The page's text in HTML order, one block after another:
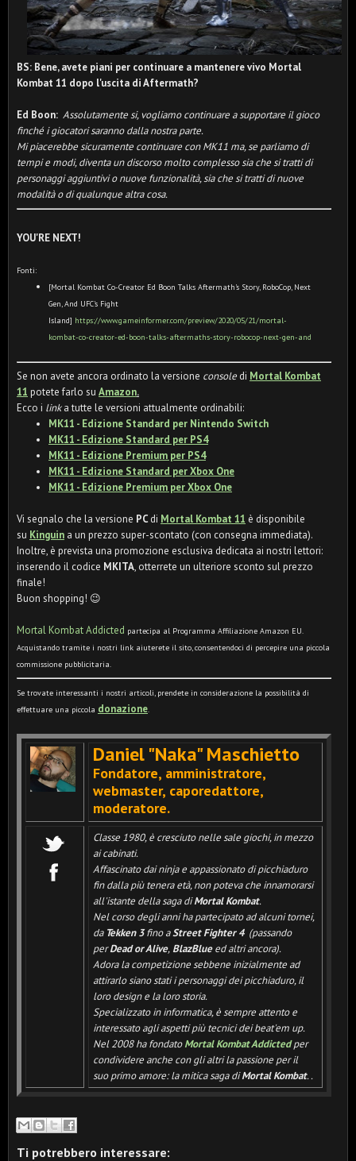
BS: Bene, avete piani per continuare a mantenere vivo Mortal
Kombat 11 dopo l'uscita di Aftermath?
Ed Boon: Assolutamente si, vogliamo continuare a supportare il gioco
finché i giocatori saranno dalla nostra parte.
Mi piacerebbe sicuramente continuare con MK11 ma, se parliamo di
tempi e modi, diventa un discorso molto complesso sia chesi tratti di
personaggi aggiuntivi o nuove funzionalità, sia che si tratti di nuove
modalità o di qualunque altra cosa.
YOU'RE NEXT!
Fonti:
[Mortal Kombat Co-Creator Ed Boon Talks Aftermath's Story, RoboCop, Next
Gen, And UFC's Fight
Island] https://www.gameinformer.com/preview/2020/05/21/mortal-
kombat-co-creator-ed-boon-talks-aftermaths-story-robocop-next-gen-and
Se non avete ancora ordinato la versione console di Mortal Kombat
11 potete farlo su Amazon.
Ecco i linka tutte le versioni attualmente ordinabili:
MK11 - Edizione Standard per Nintendo Switch
MK11 - Edizione Standard per PS4
MK11 - Edizione Premium per PS4
MK11 - Edizione Standard per Xbox One
MK11 - Edizione Premium per Xbox One
Vi segnalo che la versione PCdi Mortal Kombat 11 è disponibile
su Kinguin a un prezzo super-scontato (con consegna immediata).
Inoltre, è prevista una promozione esclusiva dedicata ai nostri lettori:
inserendo il codice MKITA, otterrete un ulteriore sconto sul prezzo
finale!
Buon shopping! 😉
Mortal Kombat Addicted partecipa al Programma Affiliazione Amazon EU.
Acquistando tramite i nostri link aiuterete il sito, consentendoci di percepire una piccola
commissione pubblicitaria.
Se trovate interessanti i nostri articoli, prendete in considerazione la possibilità di
effettuare una piccola donazione
Daniel "Naka" Maschietto
Fondatore, amministratore,
webmaster, caporedattore,
moderatore.
Classe 1980, è cresciuto nelle sale giochi, in mezzo
ai cabinati.
Affascinato dai ninja e appassionato di picchiaduro
fin dalla più tenera età, non poteva che innamorarsi
all'istante della saga diMortal Kombat.
Nel corso degli anni ha partecipato ad alcuni tornei,
da Tekken 3fino aStreet Fighter 4(passando
perDead or Alive, BlazBlueed altri ancora).
Adora la competizione sebbene inizialmente ad
attirarlo siano stati i personaggi dei picchiaduro, il
loro design e la loro storia.
Specializzato in informatica, è sempre attento e
interessato agli aspetti più tecnici dei beat'em up.
Nel 2008 ha fondatoMortal Kombat Addictedper
condividere anche con gli altri la passione per il
suo primo amore: la mitica saga diMortal Kombat..
Ti potrebbero interessare: